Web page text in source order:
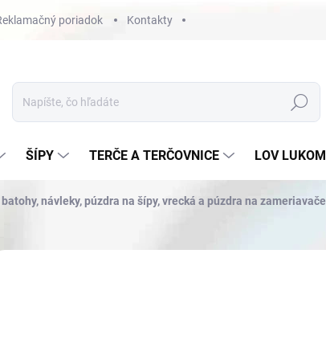
poriadok Kontakty
Hľadať
ŠÍPY TERČE A TERČOVNICE LOV LUKOM
návleky, púzdra na šípy, vrecká a púzdra na zameriavače